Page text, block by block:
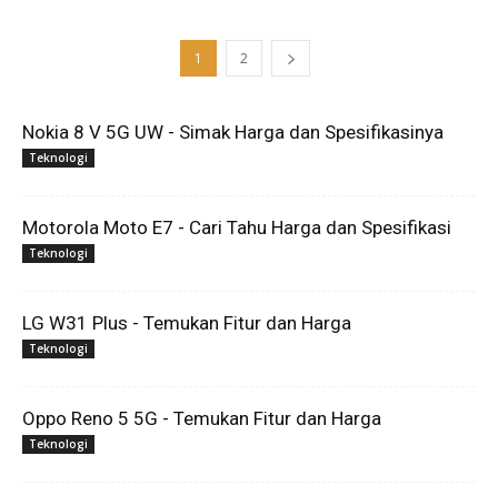
1 2
Nokia 8 V 5G UW - Simak Harga dan Spesifikasinya
Teknologi
Motorola Moto E7 - Cari Tahu Harga dan Spesifikasi
Teknologi
LG W31 Plus - Temukan Fitur dan Harga
Teknologi
Oppo Reno 5 5G - Temukan Fitur dan Harga
Teknologi